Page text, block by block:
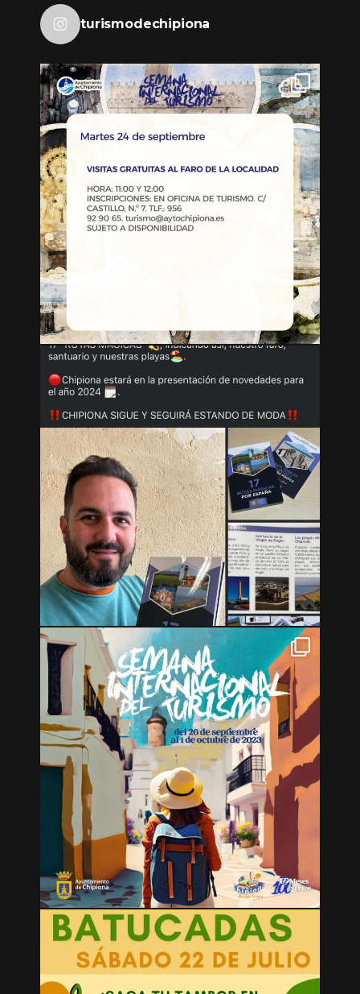
turismodechipiona